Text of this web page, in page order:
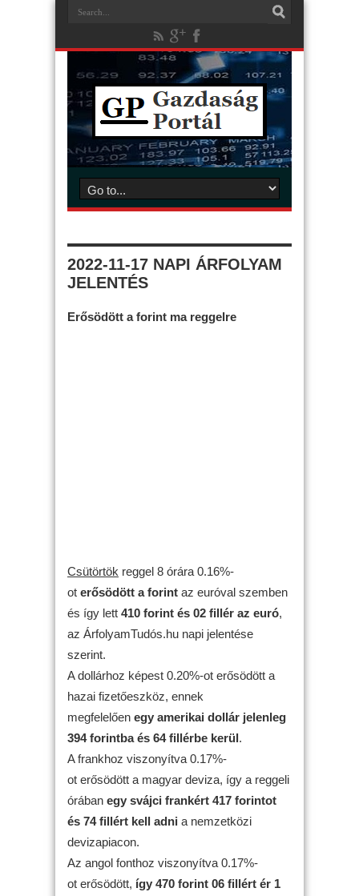
2022-11-17 NAPI ÁRFOLYAM
JELENTÉS
Erősödött a forint ma reggelre
Csütörtök reggel 8 órára 0.16%-
ot erősödött a forint az euróval szemben
és így lett 410 forint és 02 fillér az euró,
az ÁrfolyamTudós.hu napi jelentése
szerint.
A dollárhoz képest 0.20%-ot erősödött a
hazai fizetőeszköz, ennek
megfelelően egy amerikai dollár jelenleg
394 forintba és 64 fillérbe kerül.
A frankhoz viszonyítva 0.17%-
ot erősödött a magyar deviza, így a reggeli
órában egy svájci frankért 417 forintot
és 74 fillért kell adni a nemzetközi
devizapiacon.
Az angol fonthoz viszonyítva 0.17%-
ot erősödött, így 470 forint 06 fillért ér 1